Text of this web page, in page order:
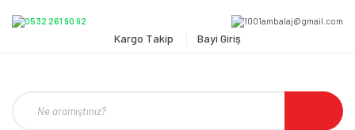
Kargo Takip Bayi Giriş